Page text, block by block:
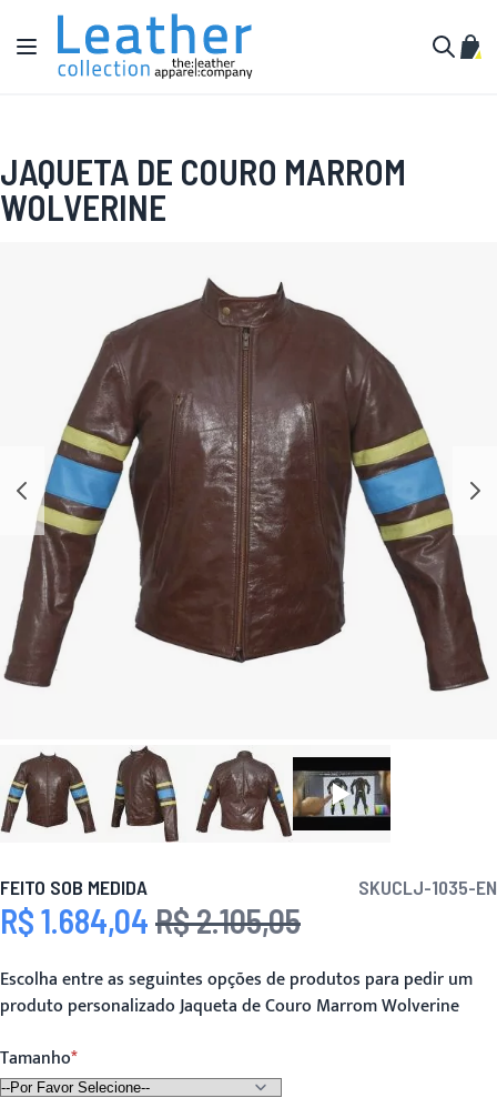
Pular para o conteúdo
Alternar Nav
JAQUETA DE COURO MARROM
WOLVERINE
FEITO SOB MEDIDA SKUCLJ-1035-EN
Preço Especial
R$ 1.684,04 Preço
R$ 2.105,05
Escolha entre as seguintes opções de produtos para pedir um
produto personalizado Jaqueta de Couro Marrom Wolverine
Tamanho